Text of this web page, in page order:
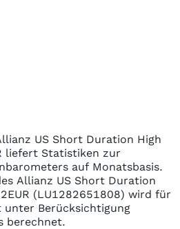
US Short Duration High
liefert Statistiken zur
auf Monatsbasis.
Allianz US Short Duration
(LU1282651808) wird für
unter Berücksichtigung
berechnet.